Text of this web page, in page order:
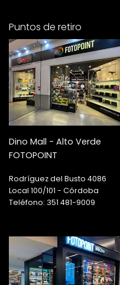
Puntos de retiro
Dino Mall - Alto Verde
FOTOPOINT
Rodríguez del Busto 4086
Local 100/101 - Córdoba
Teléfono: 351 481-9009